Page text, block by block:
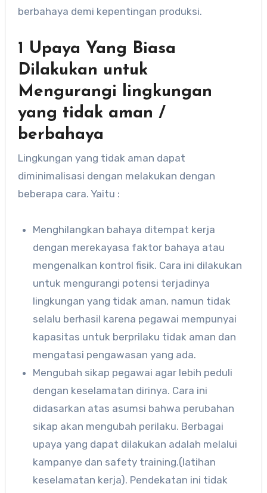
berbahaya demi kepentingan produksi.
1 Upaya Yang Biasa
Dilakukan untuk
Mengurangi lingkungan
yang tidak aman /
berbahaya
Lingkungan yang tidak aman dapat
diminimalisasi dengan melakukan dengan
beberapa cara. Yaitu :
Menghilangkan bahaya ditempat kerja
dengan merekayasa faktor bahaya atau
mengenalkan kontrol fisik. Cara ini dilakukan
untuk mengurangi potensi terjadinya
lingkungan yang tidak aman, namun tidak
selalu berhasil karena pegawai mempunyai
kapasitas untuk berprilaku tidak aman dan
mengatasi pengawasan yang ada.
Mengubah sikap pegawai agar lebih peduli
dengan keselamatan dirinya. Cara ini
didasarkan atas asumsi bahwa perubahan
sikap akan mengubah perilaku. Berbagai
upaya yang dapat dilakukan adalah melalui
kampanye dan safety training.(latihan
keselamatan kerja). Pendekatan ini tidak